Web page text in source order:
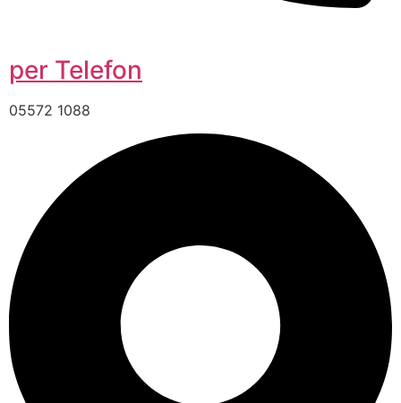
per Telefon
05572 1088